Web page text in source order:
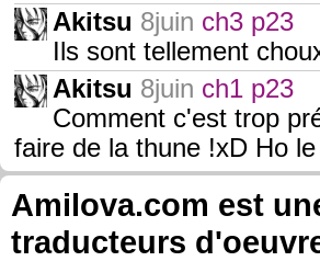
Akitsu 8juin ch3 p23
Ils sont tellement
Akitsu 8juin ch1 p23
Comment c'est trop
faire de la thune !xD Ho
Amilova.com est
traducteurs